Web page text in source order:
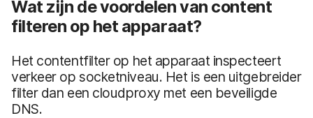
Wat zijn de voordelen van content
filteren op het apparaat?
Het contentfilter op het apparaat inspecteert
verkeer op socketniveau. Het is een uitgebreider
filter dan een cloudproxy met een beveiligde
DNS.